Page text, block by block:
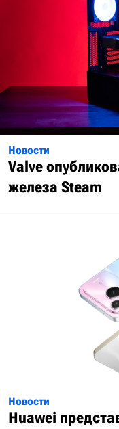
Новости
Valve
железа Steam
Новости
Huawei